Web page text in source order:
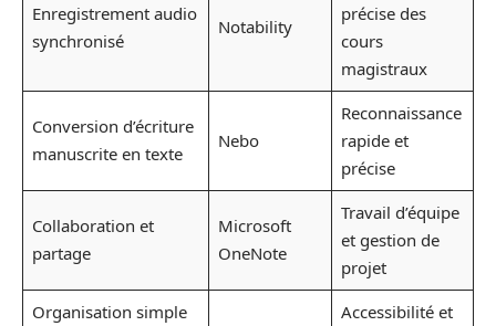
Enregistrement audio
synchronisé
Notability
précise des
cours
magistraux
Conversion d’écriture
manuscrite en texte
Nebo
Reconnaissance
rapide et
précise
Collaboration et
partage
Microsoft
OneNote
Travail d’équipe
et gestion de
projet
Organisation simple
Accessibilité et